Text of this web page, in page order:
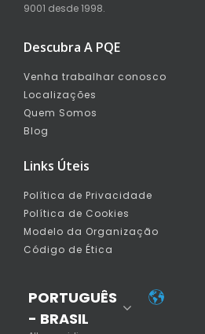
9001 desde 1998.
Descubra A PQE
Venha trabalhar conosco
Localizações
Quem Somos
Blog
Links Úteis
Política de Privacidade
Política de Cookies
Modelo da Organização
Código de Ética
PORTUGUÊS
- BRASIL